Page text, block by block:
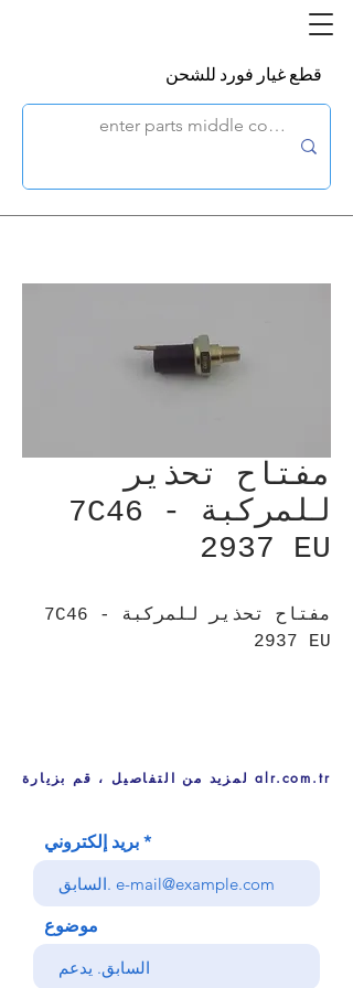
قطع غيار فورد للشحن
مفتاح تحذير
للمركبة - 7C46
2937 EU
مفتاح تحذير للمركبة - 7C46
2937 EU
لمزيد من التفاصيل ، قم بزيارة alr.com.tr
بريد إلكتروني
موضوع